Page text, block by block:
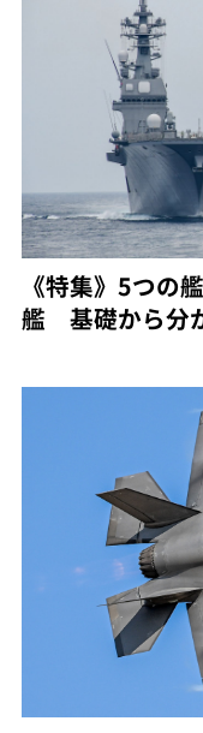
《特集》5つの
艦 基礎から分